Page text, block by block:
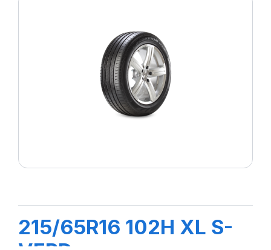
215/65R16 102H XL S-